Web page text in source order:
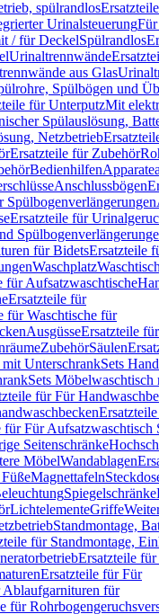
spülrandlos
Urinalsteuerung
/ für DeckelSpülrandlos
Urinaltrennwände
aus Glas
Spülbögen und
für UnterputzMit
Spülauslösung,
Netzbetrieb
Ersatzteile für Zubehör
Bedienhilfen
Anschlussbögen
Spülbogenverlängerungen
Ersatzteile für
für BidetsErsatzteile
Waschplatz
für Aufsatzwaschtische
Ersatzteile für
für Waschtische für
AusgüsseErsatzteile für
ZubehörSäulen
mit UnterschrankSets
Sets
für Für
für Für Aufsatzwaschtisch
Seitenschränke
MöbelWandablagen
FüßeMagnettafeln
Spiegelschränke
LichtelementeGriffe
Standmontage,
für Standmontage,
Ersatzteile
Ersatzteile für Für
Ablaufgarnituren für
für